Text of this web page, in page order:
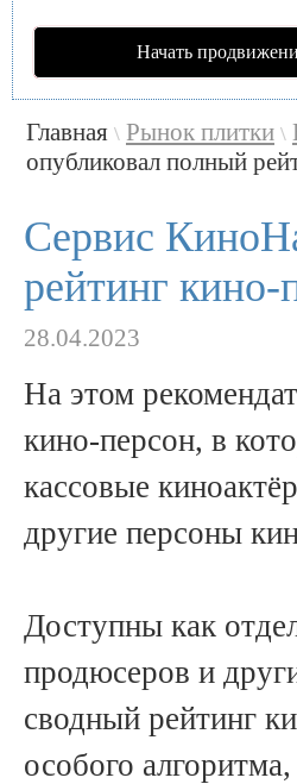
Начать
Главная \ Рынок плитки \
опубликовал полный
Сервис
рейтинг кино-
28.04.2023
На этом
кино-персон, в
кассовые
другие персоны
Доступны как
продюсеров и
сводный рейтинг
особого